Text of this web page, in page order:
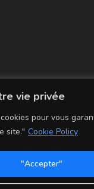
vie privée
pour vous
site." Cookie Policy
"Accepter"
Vente Mentions